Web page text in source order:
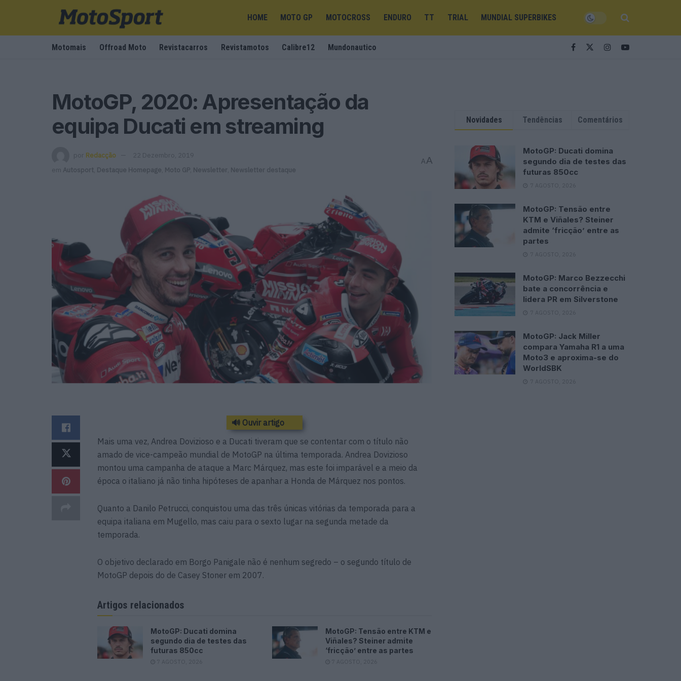
HOME MOTO GP MOTOCROSS ENDURO TT TRIAL MUNDIAL SUPERBIKES
Motomais Offroad Moto Revistacarros Revistamotos Calibre12 Mundonautico
MotoGP, 2020: Apresentação da
equipa Ducati em streaming
por Redacção
22 Dezembro, 2019
em
Autosport Destaque Homepage Moto GP Newsletter Newsletter destaque
AA
🔊 Ouvir artigo
Mais uma vez, Andrea Dovizioso e a Ducati tiveram que se contentar com o título não
amado de vice-campeão mundial de MotoGP na última temporada. Andrea Dovizioso
montou uma campanha de ataque a Marc Márquez, mas este foi imparável e a meio da
época o italiano já não tinha hipóteses de apanhar a Honda de Márquez nos pontos.
Quanto a Danilo Petrucci, conquistou uma das três únicas vitórias da temporada para a
equipa italiana em Mugello, mas caiu para o sexto lugar na segunda metade da
temporada.
O objetivo declarado em Borgo Panigale não é nenhum segredo – o segundo título de
MotoGP depois do de Casey Stoner em 2007.
Artigos relacionados
MotoGP: Ducati domina
segundo dia de testes das
futuras 850cc
7 AGOSTO, 2026
MotoGP: Tensão entre KTM e
Viñales? Steiner admite
‘fricção’ entre as partes
7 AGOSTO, 2026
Novidades Tendências Comentários
MotoGP: Ducati domina
segundo dia de testes das
futuras 850cc
7 AGOSTO, 2026
MotoGP: Tensão entre
KTM e Viñales? Steiner
admite ‘fricção’ entre as
partes
7 AGOSTO, 2026
MotoGP: Marco Bezzecchi
bate a concorrência e
lidera PR em Silverstone
7 AGOSTO, 2026
MotoGP: Jack Miller
compara Yamaha R1 a uma
Moto3 e aproxima-se do
WorldSBK
7 AGOSTO, 2026